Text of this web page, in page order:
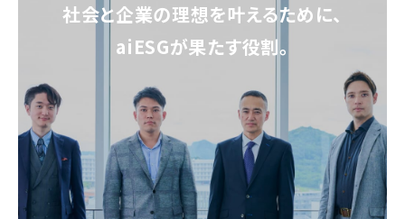
社会と企業の理想を叶えるために、
aiESGが果たす役割。